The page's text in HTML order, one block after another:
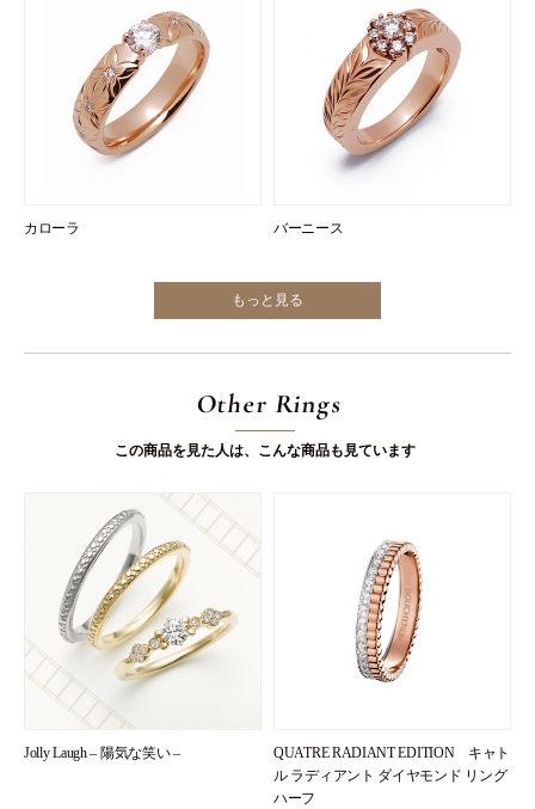
カローラ バーニース
もっと見る
Other Rings
この商品を見た人は、こんな商品も見ています
Jolly Laugh – 陽気な笑い –
QUATRE RADIANT EDITION キャト
ル ラディアント ダイヤモンド リング
ハーフ